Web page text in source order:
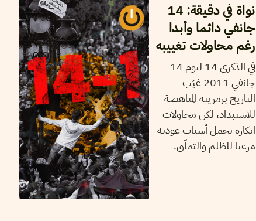
نواة في دقيقة: 14
جانفي دائما وأبدا
رغم محاولات تغييبه
في الذكرى 14 ليوم 14
جانفي 2011 غيّب
التاريخ برمزيته المناهضة
للاستبداد، لكن محاولات
انكاره تحمل أسباب عودته
مرعبا للظلم والتملّق.